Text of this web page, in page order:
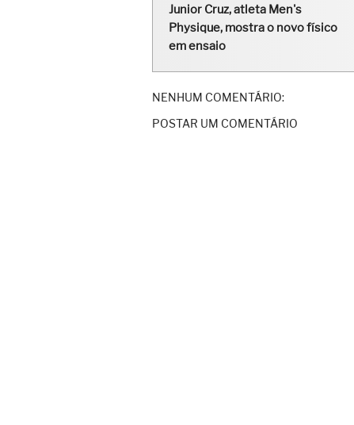
Junior Cruz, atleta Men's
Physique, mostra o novo físico
em ensaio
NENHUM COMENTÁRIO:
POSTAR UM COMENTÁRIO